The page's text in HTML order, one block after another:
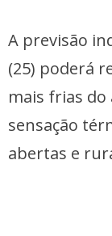
A previsão
(25) poderá
mais frias do
sensação
abertas e